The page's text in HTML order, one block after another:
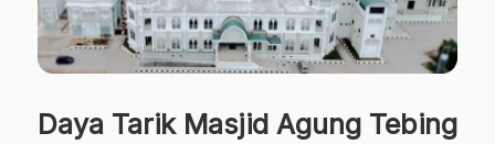
Daya Tarik Masjid Agung Tebing